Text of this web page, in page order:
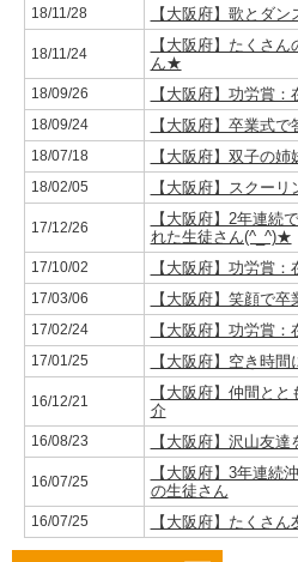
18/11/28 【大阪府】歌とダ
18/11/24
【大阪府】たくさ
ん★
18/09/26 【大阪府】功労賞
18/09/24 【大阪府】卒業式
18/07/18 【大阪府】双子の
18/02/05 【大阪府】スクー
17/12/26
【大阪府】2年連続
れた生徒さん(^_^)★
17/10/02 【大阪府】功労賞
17/03/06 【大阪府】笑顔で
17/02/24 【大阪府】功労賞
17/01/25 【大阪府】空き時
16/12/21
【大阪府】仲間と
介
16/08/23 【大阪府】沢山友
16/07/25
【大阪府】3年連続
の生徒さん
16/07/25 【大阪府】たくさ